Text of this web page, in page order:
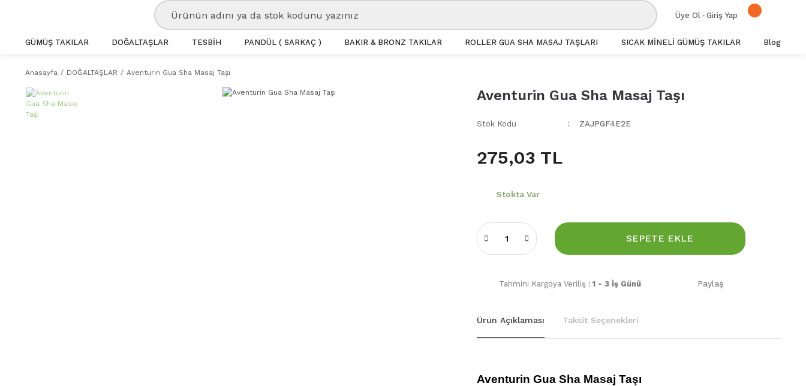
Üye Ol - Giriş Yap
GÜMÜŞ TAKILAR DOĞALTAŞLAR TESBİH PANDÜL ( SARKAÇ ) BAKIR & BRONZ TAKILAR ROLLER GUA SHA MASAJ TAŞLARI SICAK MİNELİ GÜMÜŞ TAKILAR Blog
Anasayfa DOĞALTAŞLAR Aventurin Gua Sha Masaj Taşı
Aventurin Gua Sha Masaj Taşı
Stok Kodu ZAJPGF4E2E
275,03 TL
Stokta Var
SEPETE EKLE
Tahmini Kargoya Veriliş : 1 - 3 İş Günü Paylaş
Ürün Açıklaması Taksit Seçenekleri
Aventurin Gua Sha Masaj Taşı